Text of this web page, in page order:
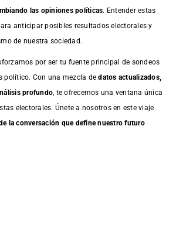
las opiniones políticas. Entender estas
anticipar posibles resultados electorales y
de nuestra sociedad.
por ser tu fuente principal de sondeos
político. Con una mezcla dedatos actualizados,
profundo , te ofrecemos una ventana única
electorales. Únete a nosotros en este viaje
la conversación que define nuestro futuro